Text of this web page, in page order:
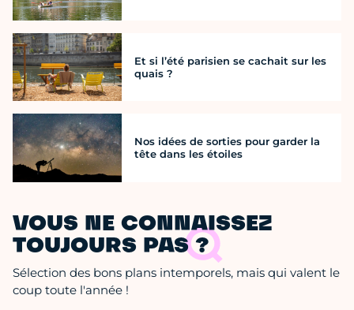
Et si l’été parisien se cachait sur les
quais ?
Nos idées de sorties pour garder la
tête dans les étoiles
VOUS NE CONNAISSEZ
TOUJOURS PAS ?
Sélection des bons plans intemporels, mais qui valent le
coup toute l'année !